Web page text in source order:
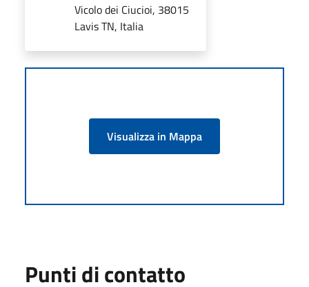
Vicolo dei Ciucioi, 38015
Lavis TN, Italia
Visualizza in Mappa
Punti di contatto